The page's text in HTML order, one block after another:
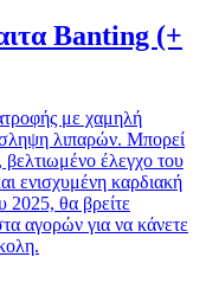
Banting (+
με χαμηλή
λιπαρών. Μπορεί
έλεγχο του
ενισχυμένη καρδιακή
2025, θα βρείτε
αγορών για να κάνετε